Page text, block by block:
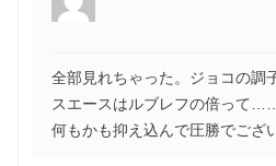
全部見れちゃった。ジョコの調
スエースはルブレフの倍って……
何もかも抑え込んで圧勝でござ